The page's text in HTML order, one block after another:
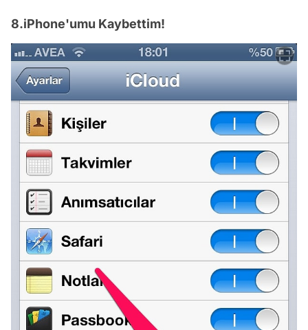
8.iPhone'umu Kaybettim!